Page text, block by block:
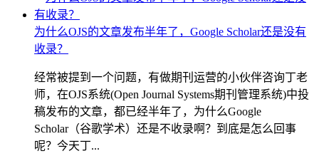
为什么OJS的文章发布半年了，Google Scholar还是没有
收录？
经常被提到一个问题，有做期刊运营的小伙伴咨询丁老
师，在OJS系统(Open Journal Systems期刊管理系统)中投
稿发布的文章，都已经半年了，为什么Google
Scholar（谷歌学术）还是不收录啊？到底是怎么回事
呢？今天丁...